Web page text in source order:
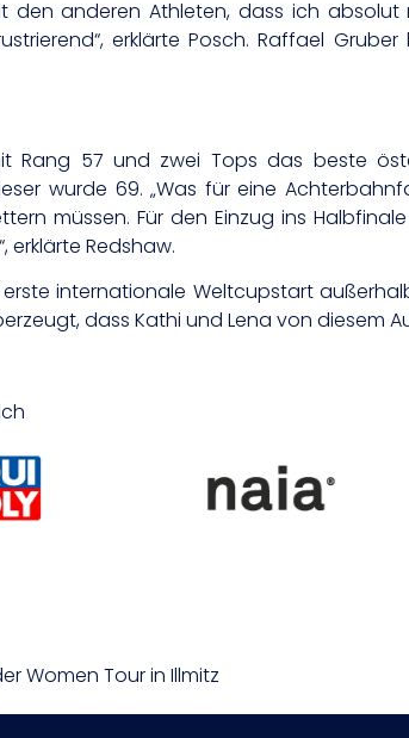
anderen Athleten, dass ich
erklärte Posch. Raffael
Rang 57 und zwei Tops das beste
wurde 69. „Was für eine
müssen. Für den Einzug ins
erklärte Redshaw.
internationale Weltcupstart
dass Kathi und Lena von diesem
Women Tour in Illmitz